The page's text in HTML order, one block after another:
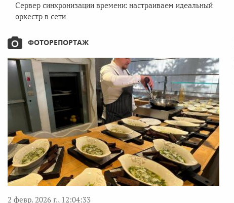
Сервер синхронизации времени: настраиваем идеальный
оркестр в сети
ФОТОРЕПОРТАЖ
2 февр. 2026 г., 12:04:33